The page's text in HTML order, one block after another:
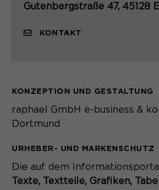
Gutenbergstraße 47, 45128
KONTAKT
KONZEPTION UND GESTALTUNG
raphael GmbH e-business &
Dortmund
URHEBER- UND MARKENSCHUTZ
Die auf dem Informationsportal
Texte, Textteile, Grafiken,